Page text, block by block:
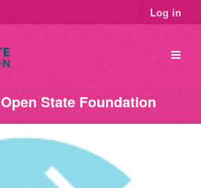
Log in
Open State Foundation